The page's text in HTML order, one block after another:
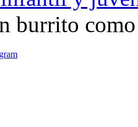
burrito